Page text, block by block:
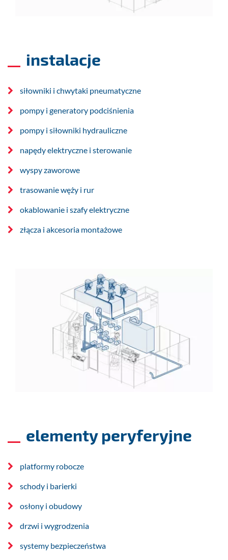
instalacje
siłowniki i chwytaki pneumatyczne
pompy i generatory podciśnienia
pompy i siłowniki hydrauliczne
napędy elektryczne i sterowanie
wyspy zaworowe
trasowanie węży i rur
okablowanie i szafy elektryczne
złącza i akcesoria montażowe
elementy peryferyjne
platformy robocze
schody i barierki
osłony i obudowy
drzwi i wygrodzenia
systemy bezpieczeństwa